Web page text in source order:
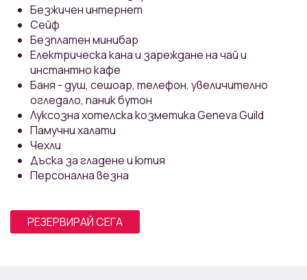
Безжичен интернет
Сейф
Безплатен минибар
Електрическа кана и зареждане на чай и
инстантно кафе
Баня - душ, сешоар, телефон, увеличително
огледало, паник бутон
Луксозна хотелска козметика Geneva Guild
Памучни халати
Чехли
Дъска за гладене и ютия
Персонална везна
РЕЗЕРВИРАЙ СЕГА